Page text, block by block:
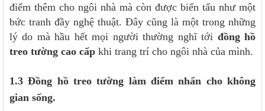
điểm thêm cho ngôi nhà mà còn được biến tấu như một
bức tranh đầy nghệ thuật. Đây cũng là một trong những
lý do mà hầu hết mọi người thường nghĩ tới đồng hồ
treo tường cao cấp khi trang trí cho ngôi nhà của mình.
1.3 Đồng hồ treo tường làm điểm nhấn cho không
gian sống.